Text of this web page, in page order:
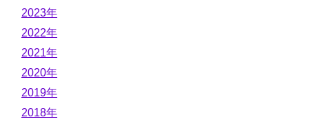
2023年
2022年
2021年
2020年
2019年
2018年